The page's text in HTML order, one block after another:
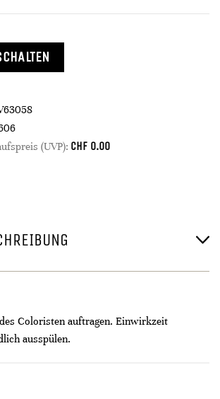
(UVP): CHF 0.00
Coloristen auftragen. Einwirkzeit
ausspülen.